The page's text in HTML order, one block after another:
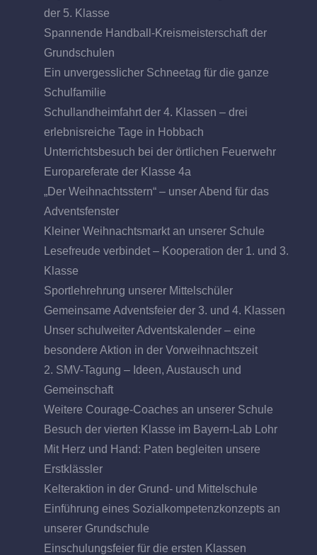
der 5. Klasse
Spannende Handball-Kreismeisterschaft der
Grundschulen
Ein unvergesslicher Schneetag für die ganze
Schulfamilie
Schullandheimfahrt der 4. Klassen – drei
erlebnisreiche Tage in Hobbach
Unterrichtsbesuch bei der örtlichen Feuerwehr
Europareferate der Klasse 4a
„Der Weihnachtsstern“ – unser Abend für das
Adventsfenster
Kleiner Weihnachtsmarkt an unserer Schule
Lesefreude verbindet – Kooperation der 1. und 3.
Klasse
Sportlehrehrung unserer Mittelschüler
Gemeinsame Adventsfeier der 3. und 4. Klassen
Unser schulweiter Adventskalender – eine
besondere Aktion in der Vorweihnachtszeit
2. SMV-Tagung – Ideen, Austausch und
Gemeinschaft
Weitere Courage-Coaches an unserer Schule
Besuch der vierten Klasse im Bayern-Lab Lohr
Mit Herz und Hand: Paten begleiten unsere
Erstklässler
Kelteraktion in der Grund- und Mittelschule
Einführung eines Sozialkompetenzkonzepts an
unserer Grundschule
Einschulungsfeier für die ersten Klassen